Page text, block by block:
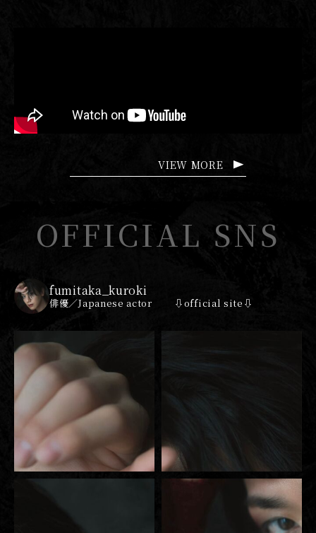
VIEW MORE
OFFICIAL SNS
fumitaka_kuroki
俳優／Japanese actor ⇩official site⇩